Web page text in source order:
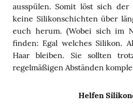
ausspülen. Somit löst sich
keine Silikonschichten über
euch herum. (Wobei sich im
finden: Egal welches Silikon.
Haar bleiben. Sie sollten
regelmäßigen Abständen
Helfen